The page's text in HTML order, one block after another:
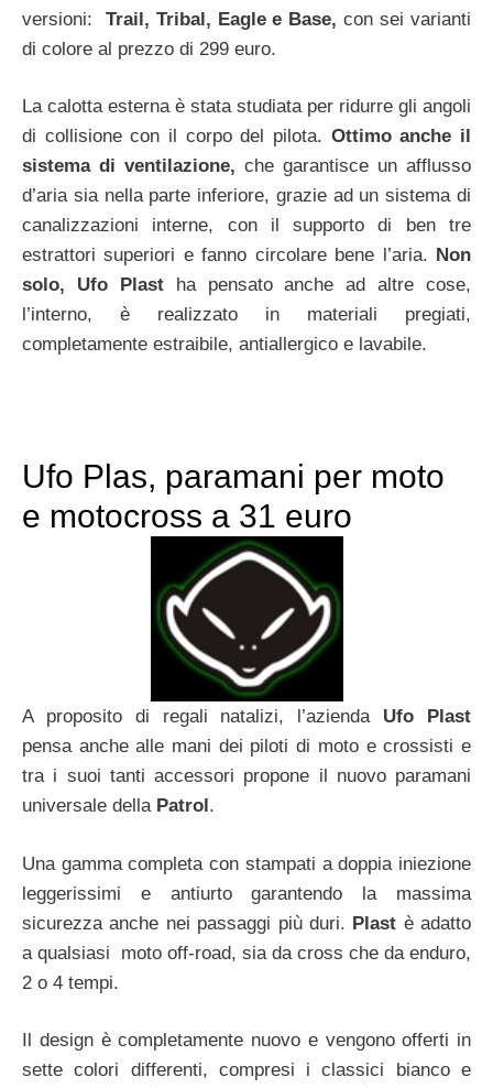
versioni: Trail, Tribal, Eagle e Base, con sei varianti
di colore al prezzo di 299 euro.
La calotta esterna è stata studiata per ridurre gli angoli
di collisione con il corpo del pilota. Ottimo anche il
sistema di ventilazione, che garantisce un afflusso
d’aria sia nella parte inferiore, grazie ad un sistema di
canalizzazioni interne, con il supporto di ben tre
estrattori superiori e fanno circolare bene l’aria. Non
solo, Ufo Plast ha pensato anche ad altre cose,
l’interno, è realizzato in materiali pregiati,
completamente estraibile, antiallergico e lavabile.
Ufo Plas, paramani per moto
e motocross a 31 euro
A proposito di regali natalizi, l’azienda Ufo Plast
pensa anche alle mani dei piloti di moto e crossisti e
tra i suoi tanti accessori propone il nuovo paramani
universale dellaPatrol.
Una gamma completa con stampati a doppia iniezione
leggerissimi e antiurto garantendo la massima
sicurezza anche nei passaggi più duri. Plast è adatto
a qualsiasi moto off-road, sia da cross che da enduro,
2 o 4 tempi.
Il design è completamente nuovo e vengono offerti in
sette colori differenti, compresi i classici bianco e